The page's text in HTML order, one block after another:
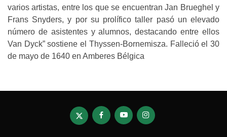
varios artistas, entre los que se encuentran Jan Brueghel y
Frans Snyders, y por su prolífico taller pasó un elevado
número de asistentes y alumnos, destacando entre ellos
Van Dyck” sostiene el Thyssen-Bornemisza. Falleció el 30
de mayo de 1640 en Amberes Bélgica